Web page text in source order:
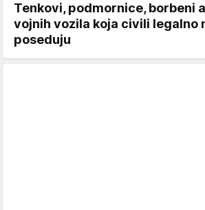
Tenkovi, podmornice, borbeni
vojnih vozila koja civili legalno
poseduju